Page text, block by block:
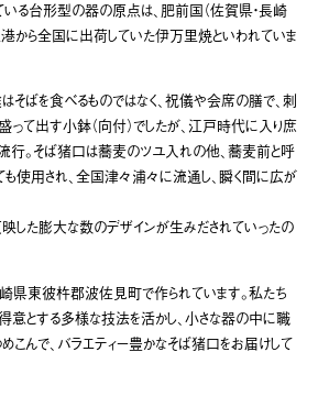
いる台形型の器の原点は、肥前国（佐賀県・長崎
港から全国に出荷していた伊万里焼といわれていま
ばを食べるものではなく、祝儀や会席の膳で、刺
って出す小鉢（向付）でしたが、江戸時代に入り庶
行。そば猪口は蕎麦のツユ入れの他、蕎麦前と呼
も使用され、全国津々浦々に流通し、瞬く間に広が
した膨大な数のデザインが生みだされていったの
県東彼杵郡波佐見町で作られています。私たち
意とする多様な技法を活かし、小さな器の中に職
こんで、バラエティー豊かなそば猪口をお届けして